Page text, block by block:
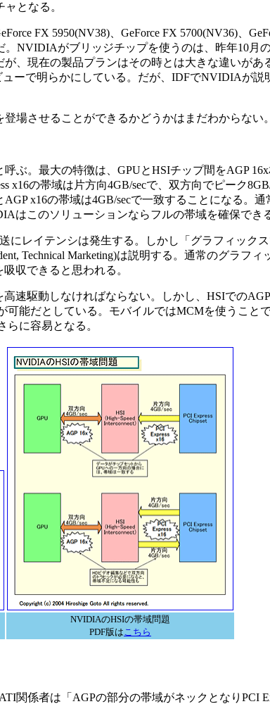
となる。
FX 5950(NV38)、GeForce FX 5700(NV36)、
。NVIDIAがブリッジチップを使うのは、昨年10月
が、現在の製品プランはその時とは大きな違いが
ーで明らかにしている。だが、IDFでNVIDIAが説
場させることができるかどうかはまだわからない。
ぶ。最大の特徴は、GPUとHSIチップ間をAGP
x16の帯域は片方向4GB/secで、双方向でピーク
x16の帯域は4GB/secで一致することになる。
このソリューションならフルの帯域を確保でき
レイテンシは発生する。しかし「グラフィック
Technical Marketing)は説明する。通常のグラフィ
収できると思われる。
駆動しなければならない。しかし、HSIでの
能だとしている。モバイルではMCMを使うこと
に容易となる。
NVIDIAのHSIの帯域問題
PDF版はこちら
係者は「AGPの部分の帯域がネックとなりPCI